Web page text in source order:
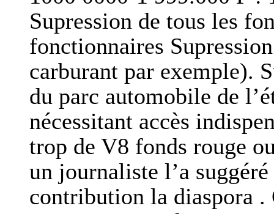
Supression de tous les
fonctionnaires
carburant par exemple).
du parc automobile de
nécessitant accès
trop de V8 fonds rouge
un journaliste l’a
contribution la diaspora .